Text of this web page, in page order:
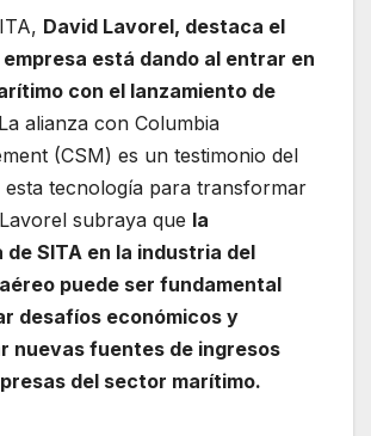
David Lavorel, destaca el
empresa está dando al entrar en
con el lanzamiento de
La alianza con Columbia
(CSM) es un testimonio del
esta tecnología para transformar
subraya que la
SITA en la industria del
puede ser fundamental
desafíos económicos y
nuevas fuentes de ingresos
del sector marítimo.